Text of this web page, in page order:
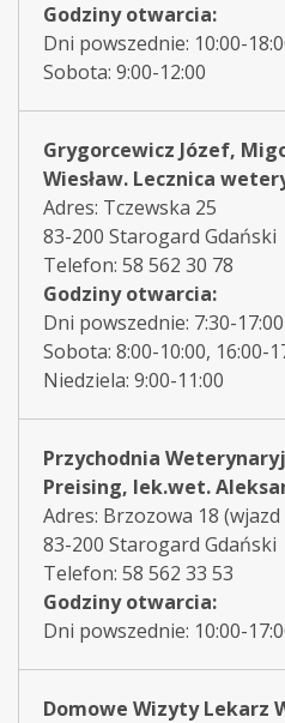
Godziny otwarcia:
Dni powszednie: 10:00-
Sobota: 9:00-12:00
Grygorcewicz Józef,
Wiesław. Lecznica
Adres: Tczewska 25
83-200 Starogard Gdański
Telefon: 58 562 30 78
Godziny otwarcia:
Dni powszednie: 7:30-17:00
Sobota: 8:00-10:00, 16:00-
Niedziela: 9:00-11:00
Przychodnia
Preising, lek.wet.
Adres: Brzozowa 18
83-200 Starogard Gdański
Telefon: 58 562 33 53
Godziny otwarcia:
Dni powszednie: 10:00-
Domowe Wizyty Lekarz